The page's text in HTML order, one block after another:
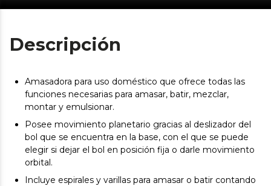
Descripción
Amasadora para uso doméstico que ofrece todas las
funciones necesarias para amasar, batir, mezclar,
montar y emulsionar.
Posee movimiento planetario gracias al deslizador del
bol que se encuentra en la base, con el que se puede
elegir si dejar el bol en posición fija o darle movimiento
orbital.
Incluye espirales y varillas para amasar o batir contando